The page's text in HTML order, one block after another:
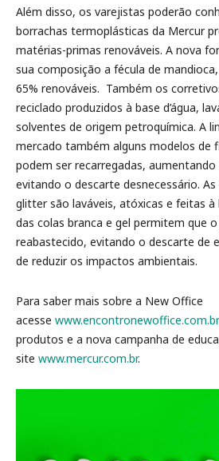
Além disso, os varejistas poderão
borrachas termoplásticas da Mercur
matérias-primas renováveis. A nova
sua composição a fécula de
65% renováveis. Também os
reciclado produzidos à base d’água,
solventes de origem petroquímica. A
mercado também alguns modelos de
podem ser recarregadas,
evitando o descarte desnecessário.
glitter são laváveis, atóxicas e feitas à
das colas branca e gel permitem que
reabastecido, evitando o descarte de
de reduzir os impactos ambientais.
Para saber mais sobre a New Office
acesse www.encontronewoffice.com.br
produtos e a nova campanha de
site www.mercur.com.br.